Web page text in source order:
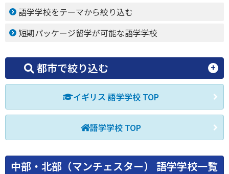
語学学校をテーマから絞り込む
短期パッケージ留学が可能な語学学校
都市で絞り込む
イギリス 語学学校 TOP
語学学校 TOP
中部・北部（マンチェスター） 語学学校一覧